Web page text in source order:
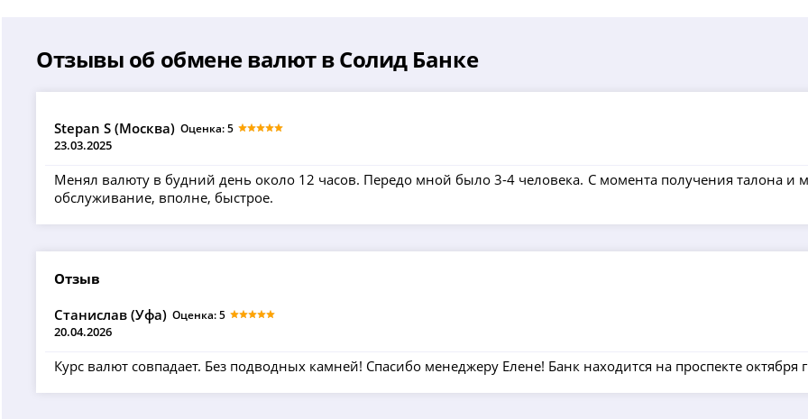
Отзывы об обмене валют в Солид Банке
Stepan S (Москва)
23.03.2025
Оценка: 5
Менял валюту в будний день около 12 часов. Передо мной было 3-4 человека. С момента получения талона и
обслуживание, вполне, быстрое.
Отзыв
Станислав (Уфа)
20.04.2026
Оценка: 5
Курс валют совпадает. Без подводных камней! Спасибо менеджеру Елене! Банк находится на проспекте октября